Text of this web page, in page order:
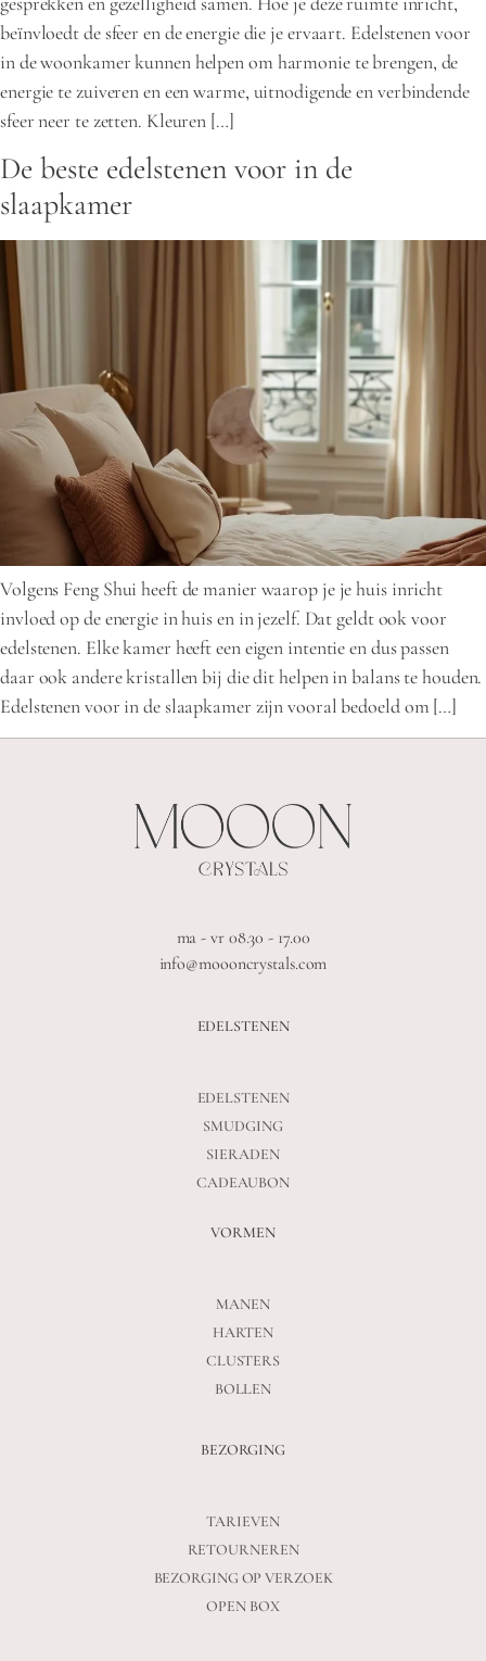
beïnvloedt de sfeer en de energie die je ervaart. Edelstenen voor
in de woonkamer kunnen helpen om harmonie te brengen, de
energie te zuiveren en een warme, uitnodigende en verbindende
sfeer neer te zetten. Kleuren […]
De beste edelstenen voor in de
slaapkamer
Volgens Feng Shui heeft de manier waarop je je huis inricht
invloed op de energie in huis en in jezelf. Dat geldt ook voor
edelstenen. Elke kamer heeft een eigen intentie en dus passen
daar ook andere kristallen bij die dit helpen in balans te houden.
Edelstenen voor in de slaapkamer zijn vooral bedoeld om […]
ma - vr 08.30 - 17.00
info@moooncrystals.com
EDELSTENEN
EDELSTENEN
SMUDGING
SIERADEN
CADEAUBON
VORMEN
MANEN
HARTEN
CLUSTERS
BOLLEN
BEZORGING
TARIEVEN
RETOURNEREN
BEZORGING OP VERZOEK
OPEN BOX